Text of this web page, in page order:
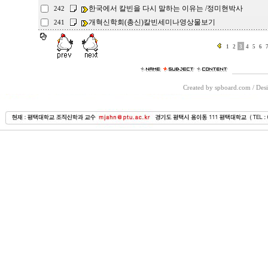
242 한국에서 칼빈을 다시 말하는 이유는 /정미현박사
241 개혁신학회(총신)칼빈세미나영상물보기
1 2 3 4 5 6 7
Created by spboard.com /